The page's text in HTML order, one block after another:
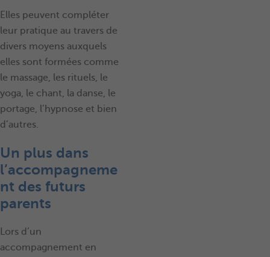
Elles peuvent compléter
leur pratique au travers de
divers moyens auxquels
elles sont formées comme
le massage, les rituels, le
yoga, le chant, la danse, le
portage, l’hypnose et bien
d’autres.
Un plus dans
l’accompagneme
nt des futurs
parents
Lors d’un
accompagnement en